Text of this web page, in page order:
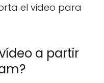
el video para
a partir